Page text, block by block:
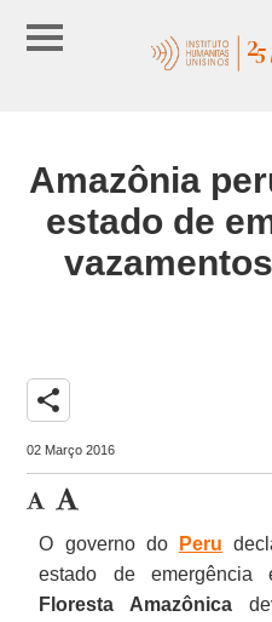
Amazônia
estado de
share
02 Março 2016
O governo do Peru
estado de emergência
Floresta Amazônica